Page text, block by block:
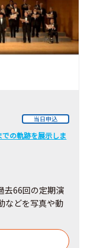
当日申込
の軌跡を展示しま
去66回の定期演
などを写真や動